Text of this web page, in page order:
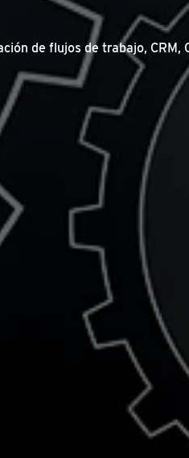
de flujos de trabajo, CRM,